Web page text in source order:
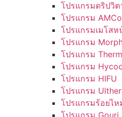
โปรแกรมดริปวิ
โปรแกรม
โปรแกรมเมโสห
โปรแกรม
โปรแกรม
โปรแกรม
โปรแกรม HIFU
โปรแกรม
โปรแกรมร้อยไห